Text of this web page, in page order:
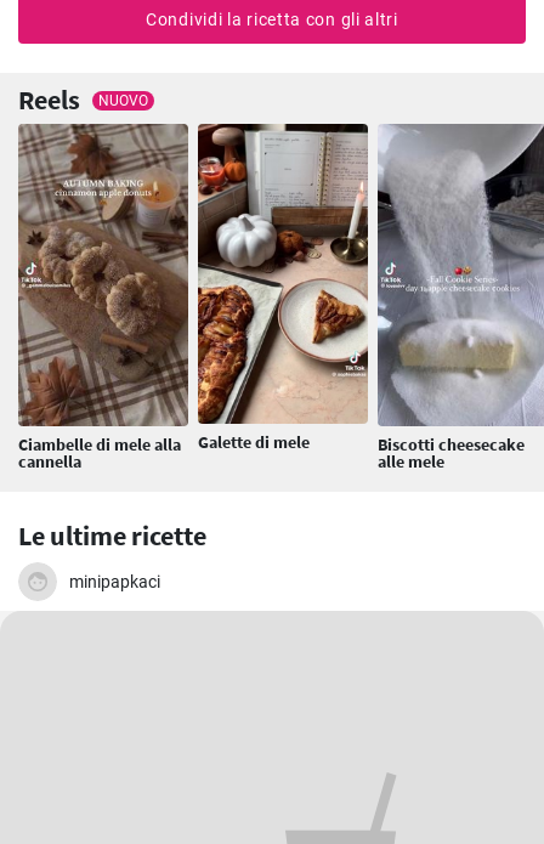
Condividi la ricetta con gli altri
Reels NUOVO
Ciambelle di mele alla
cannella
Galette di mele Biscotti cheesecake
alle mele
Le ultime ricette
minipapkaci